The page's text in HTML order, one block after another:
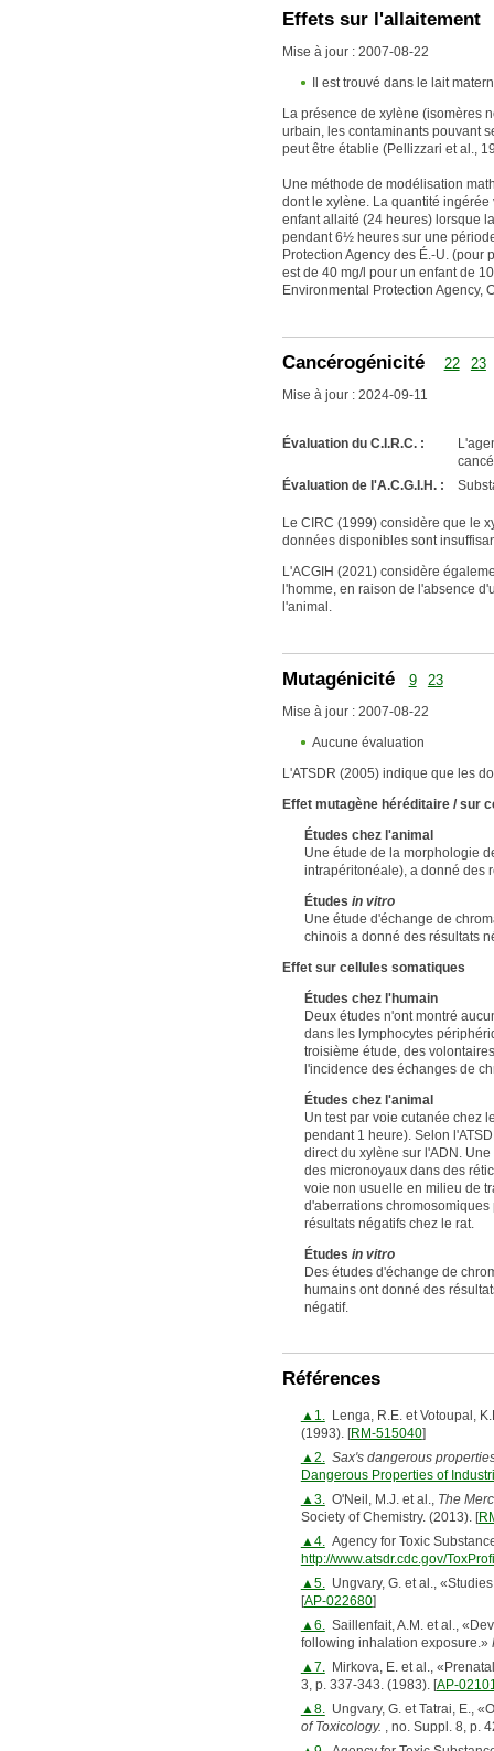
Effets sur l'allaitement
Mise à jour : 2007-08-22
Il est trouvé dans le lait
La présence de xylène (isomères
urbain, les contaminants pouvant
peut être établie (Pellizzari et al.,
Une méthode de modélisation
dont le xylène. La quantité
enfant allaité (24 heures) lorsque
pendant 6½ heures sur une
Protection Agency des É.-U. (pour
est de 40 mg/l pour un enfant de
Environmental Protection Agency,
Cancérogénicité 22 23
Mise à jour : 2024-09-11
Évaluation du C.I.R.C. :
Évaluation de l'A.C.G.I.H. :
Le CIRC (1999) considère que le
données disponibles sont
L'ACGIH (2021) considère
l'homme, en raison de l'absence
l'animal.
Mutagénicité 9 23
Mise à jour : 2007-08-22
Aucune évaluation
L'ATSDR (2005) indique que les
Effet mutagène héréditaire / sur
Études chez l'animal
Une étude de la morphologie
intrapéritonéale), a donné des
Études in vitro
Une étude d'échange de
chinois a donné des résultats
Effet sur cellules somatiques
Études chez l'humain
Deux études n'ont montré
dans les lymphocytes
troisième étude, des
l'incidence des échanges de
Études chez l'animal
Un test par voie cutanée chez
pendant 1 heure). Selon
direct du xylène sur l'ADN.
des micronoyaux dans des
voie non usuelle en milieu de
d'aberrations
résultats négatifs chez le rat.
Études in vitro
Des études d'échange de
humains ont donné des
négatif.
Références
▲1.Lenga, R.E. et Votoupal,
(1993). [RM-515040]
▲2. Sax's dangerous
Dangerous Properties of
▲3.O'Neil, M.J. et al., The
Society of Chemistry. (2013). [
▲4.Agency for Toxic
http://www.atsdr.cdc.gov/
▲5.Ungvary, G. et al.,
[AP-022680]
▲6.Saillenfait, A.M. et al.,
following inhalation exposure.»
▲7.Mirkova, E. et al.,
3, p. 337-343. (1983). [AP-
▲8.Ungvary, G. et Tatrai, E.,
of Toxicology. , no. Suppl. 8, p.